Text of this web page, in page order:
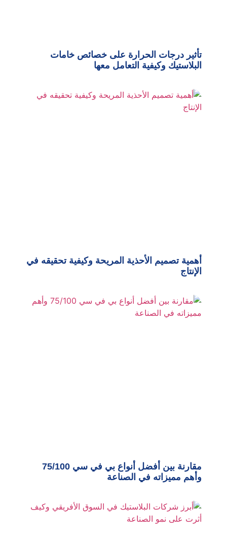
تأثير درجات الحرارة على خصائص خامات
البلاستيك وكيفية التعامل معها
أهمية تصميم الأحذية المريحة وكيفية تحقيقه في
الإنتاج
مقارنة بين أفضل أنواع بي في سي 75/100
وأهم مميزاته في الصناعة